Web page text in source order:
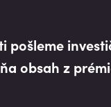
pošleme
obsah z